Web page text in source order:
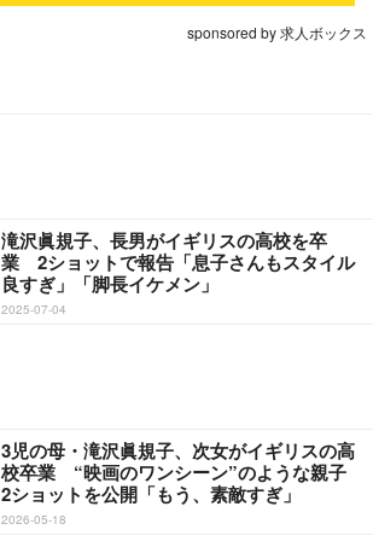
sponsored by 求人ボックス
滝沢眞規子、長男がイギリスの高校を卒
業 2ショットで報告「息子さんもスタイル
良すぎ」「脚長イケメン」
2025-07-04
3児の母・滝沢眞規子、次女がイギリスの高
校卒業 “映画のワンシーン”のような親子
2ショットを公開「もう、素敵すぎ」
2026-05-18